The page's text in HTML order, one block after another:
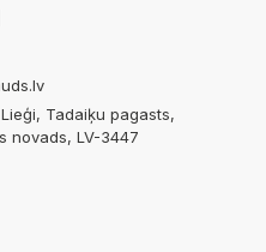
Tadaiķu pagasts,
novads, LV-3447